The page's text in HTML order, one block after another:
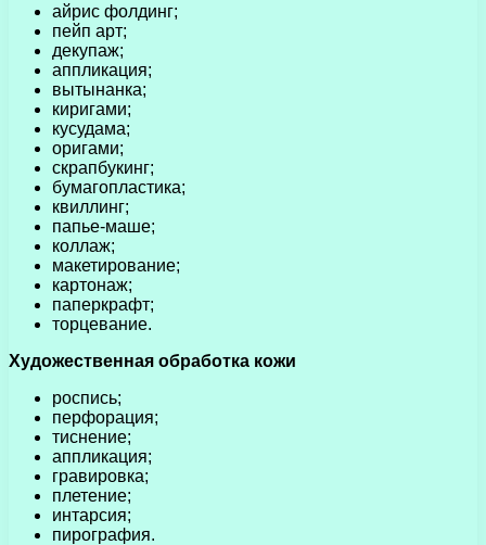
айрис фолдинг;
пейп арт;
декупаж;
аппликация;
вытынанка;
киригами;
кусудама;
оригами;
скрапбукинг;
бумагопластика;
квиллинг;
папье-маше;
коллаж;
макетирование;
картонаж;
паперкрафт;
торцевание.
Художественная обработка кожи
роспись;
перфорация;
тиснение;
аппликация;
гравировка;
плетение;
интарсия;
пирография.